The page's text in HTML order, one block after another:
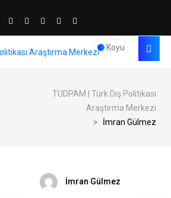
Koyu
TUDPAM | Türk Dış Politikası
Araştırma Merkezi
>
İmran Gülmez
İmran Gülmez